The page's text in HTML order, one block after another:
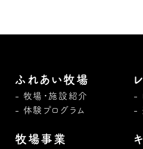
ふれあい牧場
牧場・施設紹介
体験プログラム
牧場事業